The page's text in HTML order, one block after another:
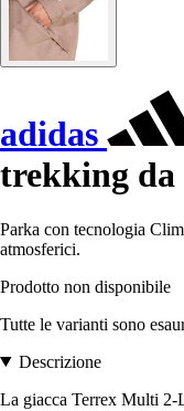
adidas
trekking
Parka con tecnologia
atmosferici.
Prodotto non disponibile
Tutte le varianti sono
Descrizione
La giacca Terrex Multi 2-